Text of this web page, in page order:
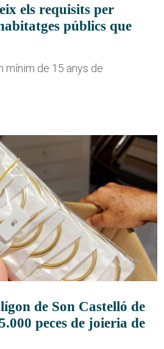
els requisits per
públics que
mínim de 15 anys de
de Son Castelló de
peces de joieria de